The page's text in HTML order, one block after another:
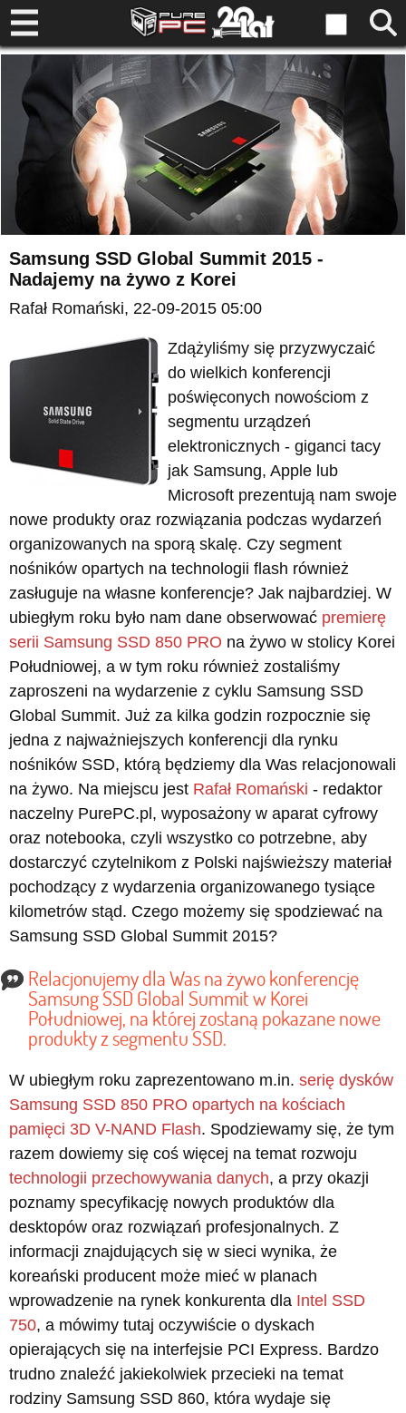
Samsung SSD Global Summit 2015 -
Nadajemy na żywo z Korei
Rafał Romański, 22-09-2015 05:00
Zdążyliśmy się przyzwyczaić
do wielkich konferencji
poświęconych nowościom z
segmentu urządzeń
elektronicznych - giganci tacy
jak Samsung, Apple lub
Microsoft prezentują nam swoje
nowe produkty oraz rozwiązania podczas wydarzeń
organizowanych na sporą skalę. Czy segment
nośników opartych na technologii flash również
zasługuje na własne konferencje? Jak najbardziej. W
ubiegłym roku było nam dane obserwować premierę
serii Samsung SSD 850 PRO na żywo w stolicy Korei
Południowej, a w tym roku również zostaliśmy
zaproszeni na wydarzenie z cyklu Samsung SSD
Global Summit. Już za kilka godzin rozpocznie się
jedna z najważniejszych konferencji dla rynku
nośników SSD, którą będziemy dla Was relacjonowali
na żywo. Na miejscu jest Rafał Romański - redaktor
naczelny PurePC.pl, wyposażony w aparat cyfrowy
oraz notebooka, czyli wszystko co potrzebne, aby
dostarczyć czytelnikom z Polski najświeższy materiał
pochodzący z wydarzenia organizowanego tysiące
kilometrów stąd. Czego możemy się spodziewać na
Samsung SSD Global Summit 2015?
Relacjonujemy dla Was na żywo konferencję
Samsung SSD Global Summit w Korei
Południowej, na której zostaną pokazane nowe
produkty z segmentu SSD.
W ubiegłym roku zaprezentowano m.in. serię dysków
Samsung SSD 850 PRO opartych na kościach
pamięci 3D V-NAND Flash. Spodziewamy się, że tym
razem dowiemy się coś więcej na temat rozwoju
technologii przechowywania danych, a przy okazji
poznamy specyfikację nowych produktów dla
desktopów oraz rozwiązań profesjonalnych. Z
informacji znajdujących się w sieci wynika, że
koreański producent może mieć w planach
wprowadzenie na rynek konkurenta dla Intel SSD
750, a mówimy tutaj oczywiście o dyskach
opierających się na interfejsie PCI Express. Bardzo
trudno znaleźć jakiekolwiek przecieki na temat
rodziny Samsung SSD 860, która wydaje się